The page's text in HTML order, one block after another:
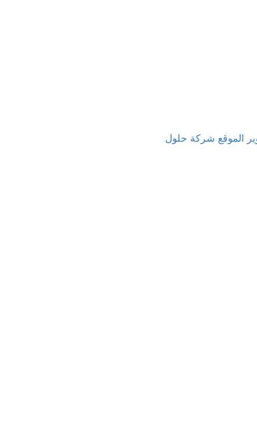
الموقع شركة حلول